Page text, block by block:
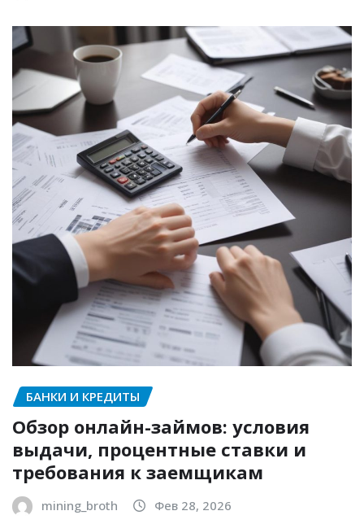
БАНКИ И КРЕДИТЫ
Обзор онлайн-займов: условия
выдачи, процентные ставки и
требования к заемщикам
mining_broth Фев 28, 2026